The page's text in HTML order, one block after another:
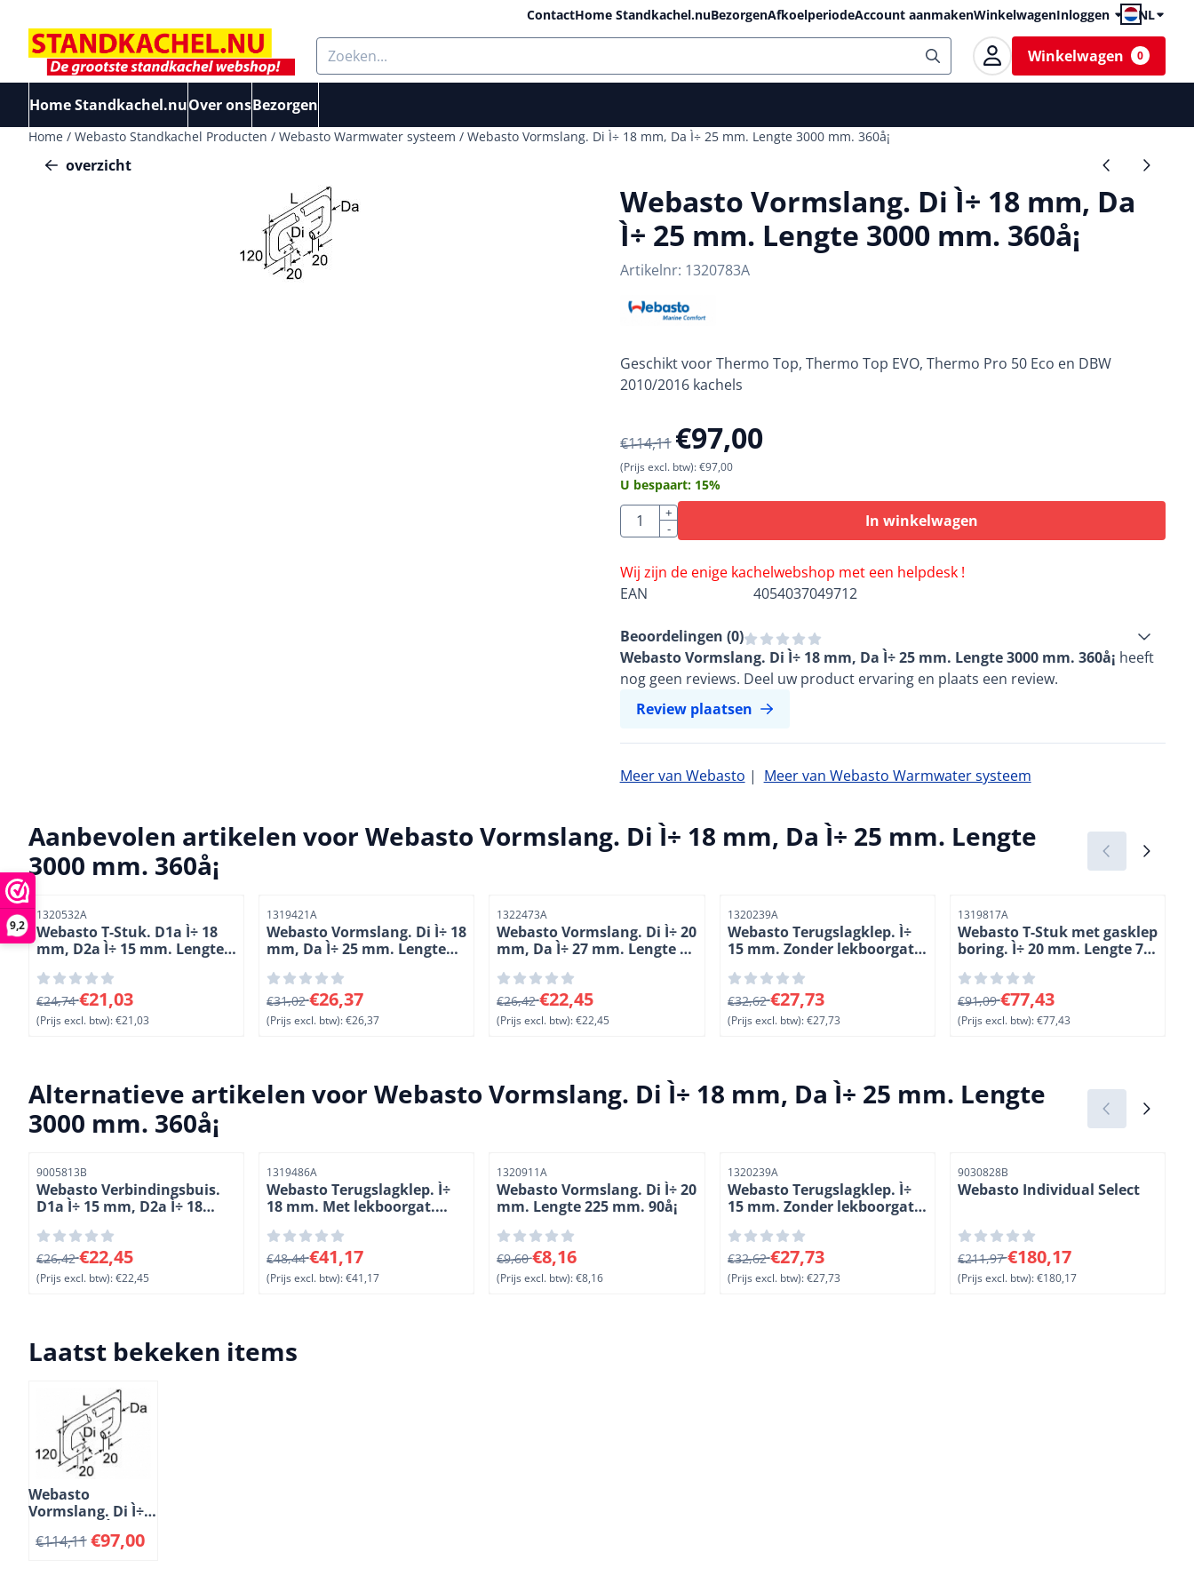
9,2
ContactHome Standkachel.nuBezorgenAfkoelperiodeAccount aanmakenWinkelwagenInloggen NL
Zoeken Winkelwagen 0
Home Standkachel.nuOver onsBezorgen
Home / Webasto Standkachel Producten / Webasto Warmwater systeem / Webasto Vormslang. Di Ì÷ 18 mm, Da Ì÷ 25 mm. Lengte 3000 mm. 360å¡
overzicht
Webasto Vormslang. Di Ì÷ 18 mm, Da
Ì÷ 25 mm. Lengte 3000 mm. 360å¡
Artikelnr: 1320783A
Geschikt voor Thermo Top, Thermo Top EVO, Thermo Pro 50 Eco en DBW
2010/2016 kachels
€114,11 €97,00
(Prijs excl. btw): €97,00
U bespaart: 15%
Aantal
+
-
In winkelwagen
Wij zijn de enige kachelwebshop met een helpdesk !
EAN
4054037049712
Beoordelingen (0)
Webasto Vormslang. Di Ì÷ 18 mm, Da Ì÷ 25 mm. Lengte 3000 mm. 360å¡ heeft
nog geen reviews. Deel uw product ervaring en plaats een review.
Review plaatsen
Meer van Webasto | Meer van Webasto Warmwater systeem
Aanbevolen artikelen voor Webasto Vormslang. Di Ì÷ 18 mm, Da Ì÷ 25 mm. Lengte
3000 mm. 360å¡
Artikelnummer
1320532A
Webasto T-Stuk. D1a Ì÷ 18
mm, D2a Ì÷ 15 mm. Lengte
Van 24,74 voor 21,03, exclusief btw: 21,03
€24,74€21,03
(Prijs excl. btw):€21,03
Artikelnummer
1319421A
Webasto Vormslang. Di Ì÷ 18
mm, Da Ì÷ 25 mm. Lengte
Van 31,02 voor 26,37, exclusief btw: 26,37
€31,02€26,37
(Prijs excl. btw):€26,37
Artikelnummer
1322473A
Webasto Vormslang. Di Ì÷ 20
mm, Da Ì÷ 27 mm. Lengte 1
= 70 mm. 180å¡
Van 26,42 voor 22,45, exclusief btw: 22,45
€26,42€22,45
(Prijs excl. btw):€22,45
Artikelnummer
1320239A
Webasto Terugslagklep. Ì÷
15 mm. Zonder lekboorgat.
Van 32,62 voor 27,73, exclusief btw: 27,73
€32,62€27,73
(Prijs excl. btw):€27,73
Artikelnummer
1319817A
Webasto T-Stuk met gasklep
boring. Ì÷ 20 mm. Lengte 75
Van 91,09 voor 77,43, exclusief
€91,09€77,43
(Prijs excl. btw):€77,43
Alternatieve artikelen voor Webasto Vormslang. Di Ì÷ 18 mm, Da Ì÷ 25 mm. Lengte
3000 mm. 360å¡
Artikelnummer
9005813B
Webasto Verbindingsbuis.
D1a Ì÷ 15 mm, D2a Ì÷ 18
Kunststof. Zwart
Van 26,42 voor 22,45, exclusief btw: 22,45
€26,42€22,45
(Prijs excl. btw):€22,45
Artikelnummer
1319486A
Webasto Terugslagklep. Ì÷
18 mm. Met lekboorgat.
mm. Kunststof
Van 48,44 voor 41,17, exclusief btw: 41,17
€48,44€41,17
(Prijs excl. btw):€41,17
Artikelnummer
1320911A
Webasto Vormslang. Di Ì÷ 20
mm. Lengte 225 mm. 90å¡
Van 9,60 voor 8,16, exclusief btw: 8,16
€9,60€8,16
(Prijs excl. btw):€8,16
Artikelnummer
1320239A
Webasto Terugslagklep. Ì÷
15 mm. Zonder lekboorgat.
Van 32,62 voor 27,73, exclusief btw: 27,73
€32,62€27,73
(Prijs excl. btw):€27,73
Artikelnummer
9030828B
Webasto Individual Select
Van 211,97 voor 180,17, exclusief
€211,97€180,17
(Prijs excl. btw):€180,17
Laatst bekeken items
Webasto
Vormslang. Di Ì÷
mm. Lengte 3000
€114,11€97,00